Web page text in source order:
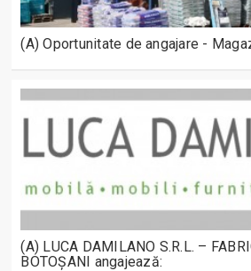
(A) Oportunitate de angajare -
(A) LUCA DAMILANO S.R.L. –
BOTOȘANI angajează: